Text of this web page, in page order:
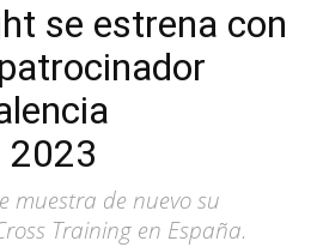
se estrena con
2023
muestra de nuevo su
Training en España.